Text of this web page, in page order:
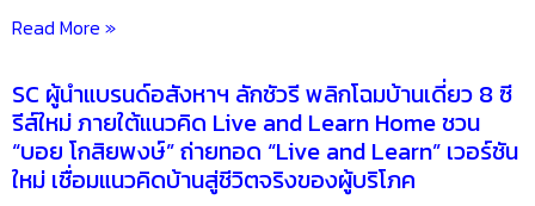
Read More »
SC ผู้นำแบรนด์อสังหาฯ ลักชัวรี พลิกโฉมบ้านเดี่ยว 8 ซี
รีส์ใหม่ ภายใต้แนวคิด Live and Learn Home ชวน
“บอย โกสิยพงษ์” ถ่ายทอด “Live and Learn” เวอร์ชัน
ใหม่ เชื่อมแนวคิดบ้านสู่ชีวิตจริงของผู้บริโภค